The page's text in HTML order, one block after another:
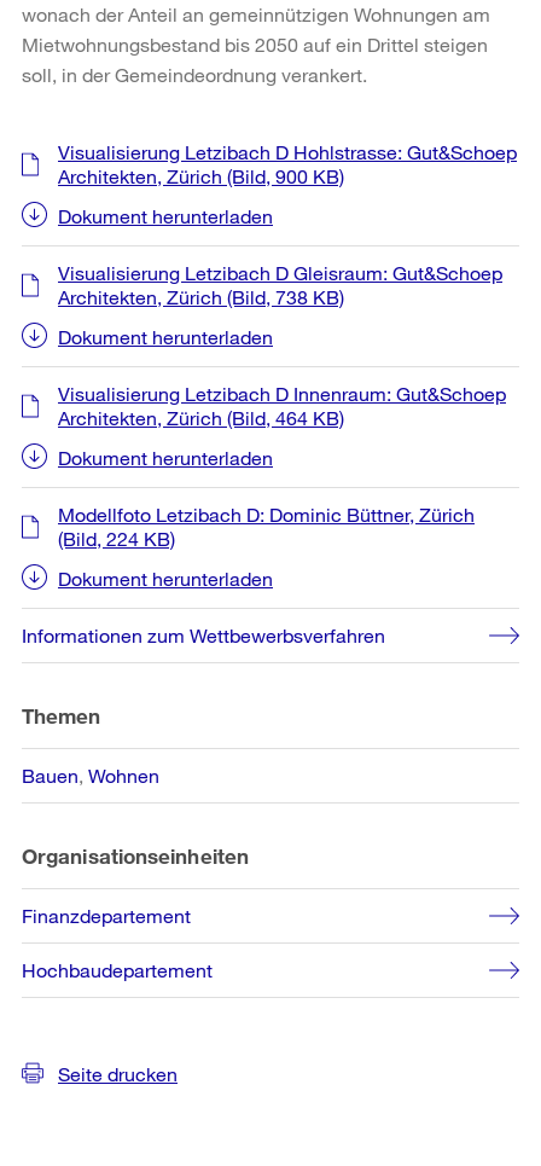
wonach der Anteil an gemeinnützigen Wohnungen am
Mietwohnungsbestand bis 2050 auf ein Drittel steigen
soll, in der Gemeindeordnung verankert.
Weitere
Informationen
Visualisierung Letzibach D Hohlstrasse: Gut&Schoep
Architekten, Zürich (Bild, 900 KB)
Dokument herunterladen
Visualisierung Letzibach D Gleisraum: Gut&Schoep
Architekten, Zürich (Bild, 738 KB)
Dokument herunterladen
Visualisierung Letzibach D Innenraum: Gut&Schoep
Architekten, Zürich (Bild, 464 KB)
Dokument herunterladen
Modellfoto Letzibach D: Dominic Büttner, Zürich
(Bild, 224 KB)
Dokument herunterladen
Informationen zum Wettbewerbsverfahren
Themen
Bauen Wohnen
Organisationseinheiten
Finanzdepartement
Hochbaudepartement
Seite drucken